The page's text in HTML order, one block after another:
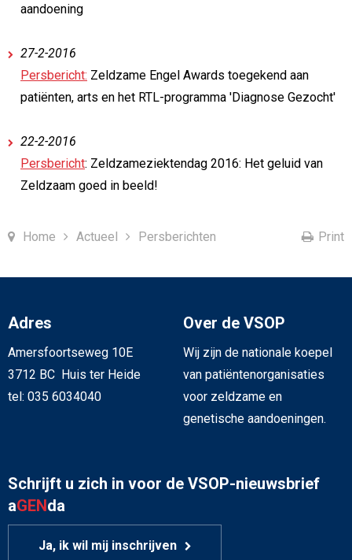
aandoening
27-2-2016
Persbericht: Zeldzame Engel Awards toegekend aan
patiënten, arts en het RTL-programma 'Diagnose Gezocht'
22-2-2016
Persbericht: Zeldzameziektendag 2016: Het geluid van
Zeldzaam goed in beeld!
Home Actueel Persberichten Print
Adres
Amersfoortseweg 10E
3712 BC Huis ter Heide
tel: 035 6034040
Over de VSOP
Wij zijn de nationale koepel
van patiëntenorganisaties
voor zeldzame en
genetische aandoeningen.
Schrijft u zich in voor de VSOP-nieuwsbrief
aGENda
Ja, ik wil mij inschrijven